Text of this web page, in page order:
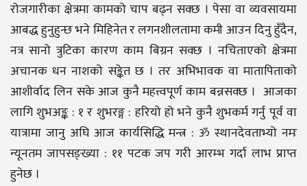
रोजगारीका क्षेत्रमा कामको चाप बढ्न सक्छ । पेसा वा व्यवसायमा
आबद्ध हुनुहुन्छ भने मिहिनेत र लगनशीलतामा कमी आउन दिनु हुँदैन,
नत्र सानो त्रुटिका कारण काम बिग्रन सक्छ । नचिताएको क्षेत्रमा
अचानक धन नाशको सङ्केत छ । तर अभिभावक वा मातापिताको
आशीर्वाद लिन सके आज कुनै महत्त्वपूर्ण काम बन्नसक्छ । आजका
लागि शुभअङ्क : १ र शुभरङ्ग : हरियो हो भने कुनै शुभकर्म गर्नु पूर्व वा
यात्रामा जानु अघि आज कार्यसिद्धि मन्त्र : ॐ स्थानदेवताभ्यो नमः
न्यूनतम जापसङ्ख्या : ११ पटक जप गरी आरम्भ गर्दा लाभ प्राप्त
हुनेछ ।